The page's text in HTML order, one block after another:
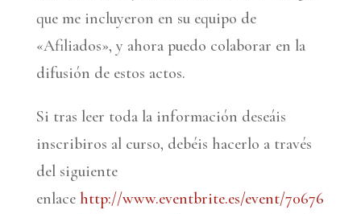
que me incluyeron en su equipo de
«Afiliados», y ahora puedo colaborar en la
difusión de estos actos.
Si tras leer toda la información deseáis
inscribiros al curso, debéis hacerlo a través
del siguiente
enlace http://www.eventbrite.es/event/70676